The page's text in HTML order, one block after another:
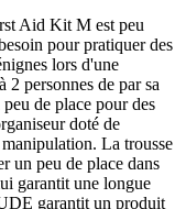
Aid Kit M est peu
pour pratiquer des
lors d'une
personnes de par sa
de place pour des
doté de
La trousse
un peu de place dans
garantit une longue
garantit un produit